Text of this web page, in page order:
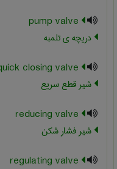
دریچه ی تلمبه
شیر قطع سریع
شیر فشار شکن